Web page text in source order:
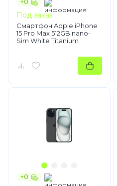
+0
Под заказ
Смартфон Apple iPhone
15 Pro Max 512GB nano-
Sim White Titanium
+0